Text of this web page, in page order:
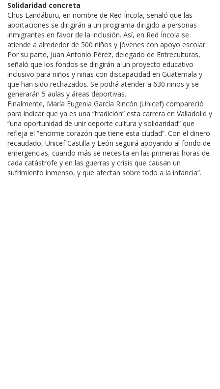
Solidaridad concreta
Chus Landáburu, en nombre de Red Íncola, señaló que las
aportaciones se dirigirán a un programa dirigido a personas
inmigrantes en favor de la inclusión. Así, en Red Íncola se
atiende a alrededor de 500 niños y jóvenes con apoyo escolar.
Por su parte, Juan Antonio Pérez, delegado de Entreculturas,
señaló que los fondos se dirigirán a un proyecto educativo
inclusivo para niños y niñas con discapacidad en Guatemala y
que han sido rechazados. Se podrá atender a 630 niños y se
generarán 5 aulas y áreas deportivas.
Finalmente, María Eugenia García Rincón (Unicef) compareció
para indicar que ya es una “tradición” esta carrera en Valladolid y
“una oportunidad de unir deporte cultura y solidaridad” que
refleja el “enorme corazón que tiene esta ciudad”. Con el dinero
recaudado, Unicef Castilla y León seguirá apoyando al fondo de
emergencias, cuando más se necesita en las primeras horas de
cada catástrofe y en las guerras y crisis que causan un
sufrimiento inmenso, y que afectan sobre todo a la infancia”.